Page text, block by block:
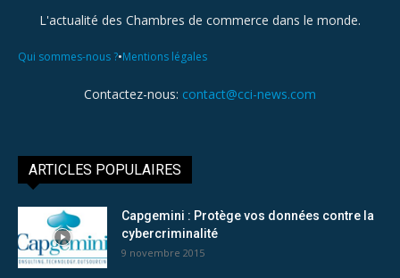
L'actualité des Chambres de commerce dans le monde.
Qui sommes-nous ?•Mentions légales
Contactez-nous: contact@cci-news.com
ARTICLES POPULAIRES
Capgemini : Protège vos données contre la
cybercriminalité
9 novembre 2015